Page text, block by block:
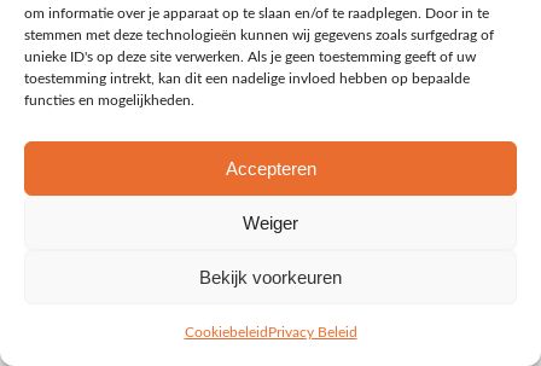
om informatie over je apparaat op te slaan en/of te raadplegen. Door in te
stemmen met deze technologieën kunnen wij gegevens zoals surfgedrag of
unieke ID's op deze site verwerken. Als je geen toestemming geeft of uw
toestemming intrekt, kan dit een nadelige invloed hebben op bepaalde
functies en mogelijkheden.
Accepteren
Weiger
Bekijk voorkeuren
Cookiebeleid Privacy Beleid